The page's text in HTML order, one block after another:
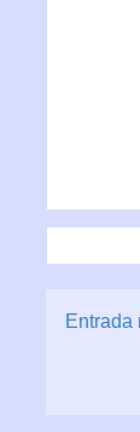
Entrada